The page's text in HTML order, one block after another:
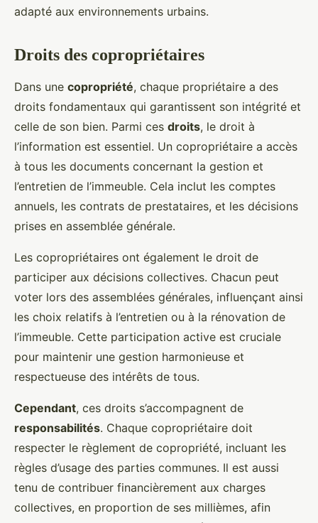
adapté aux environnements urbains.
Droits des copropriétaires
Dans une copropriété, chaque propriétaire a des
droits fondamentaux qui garantissent son intégrité et
celle de son bien. Parmi ces droits, le droit à
l’information est essentiel. Un copropriétaire a accès
à tous les documents concernant la gestion et
l’entretien de l’immeuble. Cela inclut les comptes
annuels, les contrats de prestataires, et les décisions
prises en assemblée générale.
Les copropriétaires ont également le droit de
participer aux décisions collectives. Chacun peut
voter lors des assemblées générales, influençant ainsi
les choix relatifs à l’entretien ou à la rénovation de
l’immeuble. Cette participation active est cruciale
pour maintenir une gestion harmonieuse et
respectueuse des intérêts de tous.
Cependant, ces droits s’accompagnent de
responsabilités. Chaque copropriétaire doit
respecter le règlement de copropriété, incluant les
règles d’usage des parties communes. Il est aussi
tenu de contribuer financièrement aux charges
collectives, en proportion de ses millièmes, afin